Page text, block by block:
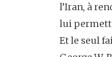
l’Iran, à
lui
Et le seul